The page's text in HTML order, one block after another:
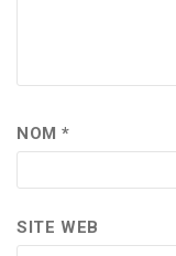
NOM*
SITE WEB